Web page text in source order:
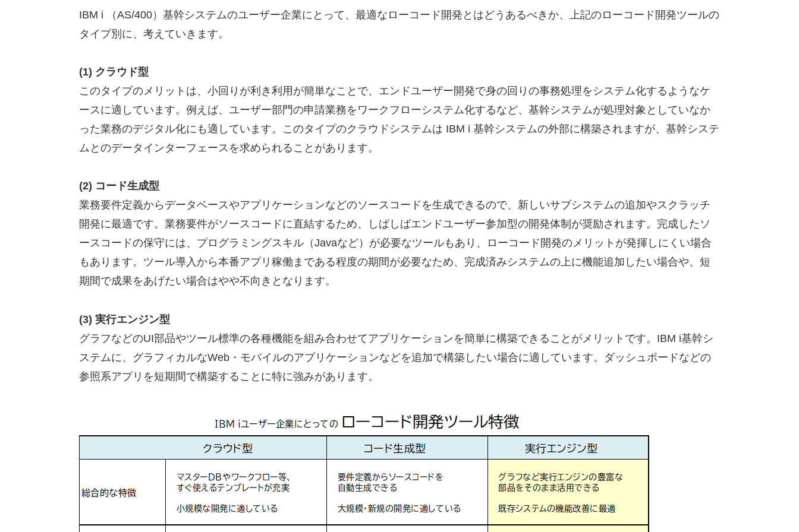
IBM i （AS/400）基幹システムのユーザー企業にとって、最適なローコード開発とはどうあるべきか、上記のローコード開発ツールの
タイプ別に、考えていきます。
(1) クラウド型
このタイプのメリットは、小回りが利き利用が簡単なことで、エンドユーザー開発で身の回りの事務処理をシステム化するようなケ
ースに適しています。例えば、ユーザー部門の申請業務をワークフローシステム化するなど、基幹システムが処理対象としていなか
った業務のデジタル化にも適しています。このタイプのクラウドシステムは IBM i 基幹システムの外部に構築されますが、基幹システ
ムとのデータインターフェースを求められることがあります。
(2) コード生成型
業務要件定義からデータベースやアプリケーションなどのソースコードを生成できるので、新しいサブシステムの追加やスクラッチ
開発に最適です。業務要件がソースコードに直結するため、しばしばエンドユーザー参加型の開発体制が奨励されます。完成したソ
ースコードの保守には、プログラミングスキル（Javaなど）が必要なツールもあり、ローコード開発のメリットが発揮しにくい場合
もあります。ツール導入から本番アプリ稼働まである程度の期間が必要なため、完成済みシステムの上に機能追加したい場合や、短
期間で成果をあげたい場合はやや不向きとなります。
(3) 実行エンジン型
グラフなどのUI部品やツール標準の各種機能を組み合わせてアプリケーションを簡単に構築できることがメリットです。IBM i基幹シ
ステムに、グラフィカルなWeb・モバイルのアプリケーションなどを追加で構築したい場合に適しています。ダッシュボードなどの
参照系アプリを短期間で構築することに特に強みがあります。